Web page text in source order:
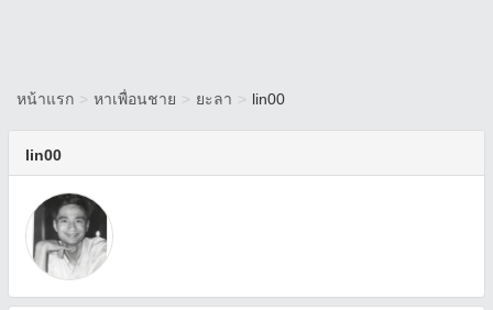
หน้าแรก > หาเพื่อนชาย > ยะลา > lin00
lin00